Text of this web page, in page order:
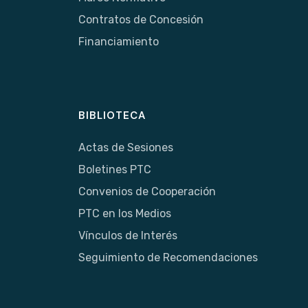
Contratos de Concesión
Financiamiento
BIBLIOTECA
Actas de Sesiones
Boletines PTC
Convenios de Cooperación
PTC en los Medios
Vínculos de Interés
Seguimiento de Recomendaciones